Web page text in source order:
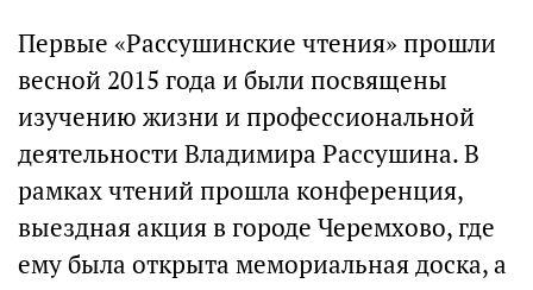
Первые «Рассушинские чтения» прошли
весной 2015 года и были посвящены
изучению жизни и профессиональной
деятельности Владимира Рассушина. В
рамках чтений прошла конференция,
выездная акция в городе Черемхово, где
ему была открыта мемориальная доска, а